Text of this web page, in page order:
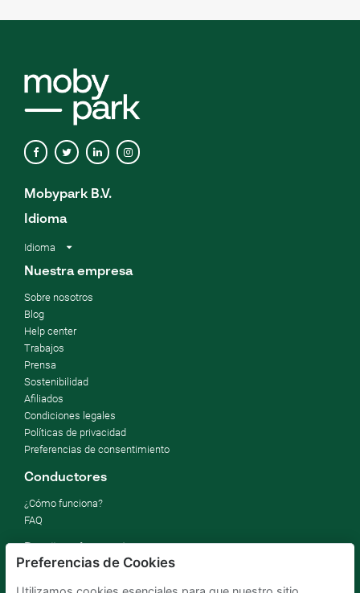
Preferencias de Cookies
Mobypark B.V.
Idioma
Idioma
Nuestra empresa
Sobre nosotros
Blog
Help center
Trabajos
Prensa
Sostenibilidad
Afiliados
Condiciones legales
Políticas de privacidad
Preferencias de consentimiento
Conductores
¿Cómo funciona?
FAQ